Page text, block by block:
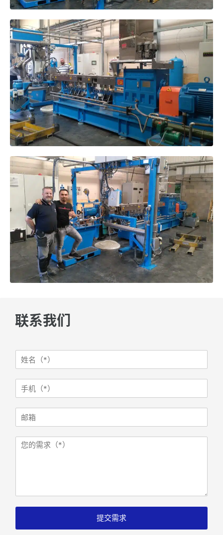
联系我们
姓
名
手
机
I
P
邮
箱
手
箱
需
求
提交需求